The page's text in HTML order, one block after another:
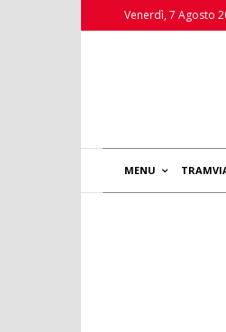
Venerdì, 7 Agosto
MENU